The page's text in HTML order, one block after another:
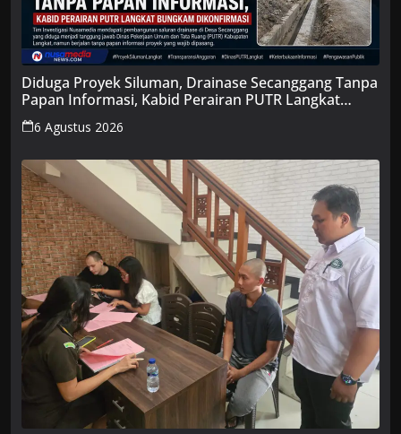
Diduga Proyek Siluman, Drainase Secanggang Tanpa
Papan Informasi, Kabid Perairan PUTR Langkat
Bungkam Dikonfirmasi
6 Agustus 2026